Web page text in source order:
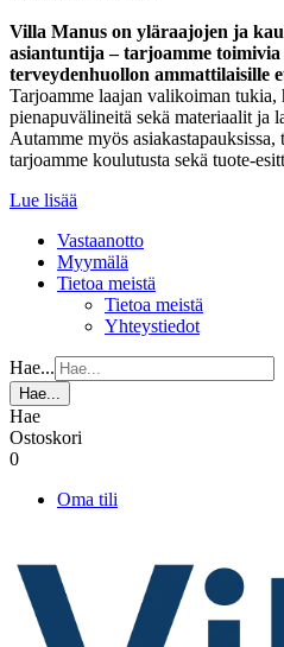
Villa Manus on yläraajojen ja
asiantuntija – tarjoamme
terveydenhuollon ammattilaisille
Tarjoamme laajan valikoiman tukia,
pienapuvälineitä sekä materiaalit ja
Autamme myös
tarjoamme koulutusta sekä tuote-
Lue lisää
Vastaanotto
Myymälä
Tietoa meistä
Tietoa meistä
Yhteystiedot
Hae...
Hae...
Hae
Ostoskori
0
Oma tili